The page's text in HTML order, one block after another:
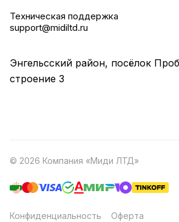
Техническая поддержка
support@midiltd.ru
Энгельсский район, посёлок
строение 3
© 2026 Компания «Миди ЛТД»
Конфиденциальность Оферта